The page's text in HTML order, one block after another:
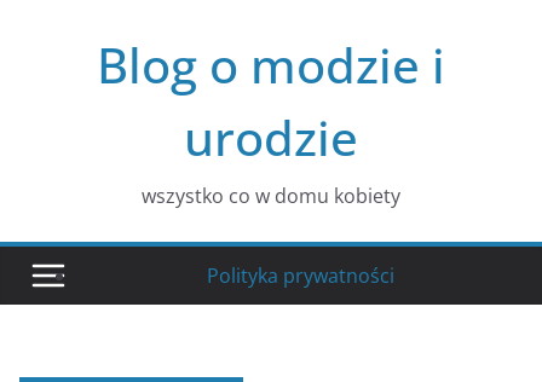
Blog o modzie i
urodzie
wszystko co w domu kobiety
Polityka prywatności